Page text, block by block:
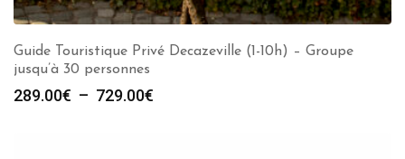
Guide Touristique Privé Decazeville (1-10h) – Groupe
jusqu’à 30 personnes
289.00€ – 729.00€